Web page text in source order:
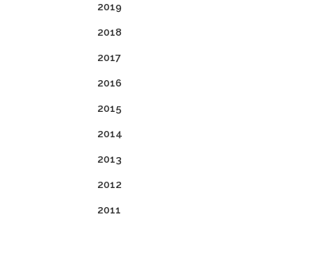
2019
2018
2017
2016
2015
2014
2013
2012
2011